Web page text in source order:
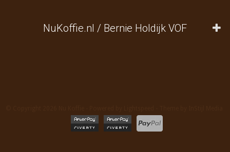
NuKoffie.nl / Bernie Holdijk VOF